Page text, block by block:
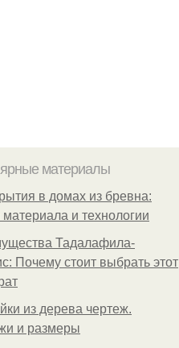
материалы
в домах из бревна:
и технологии
Тадалафила-
Почему стоит выбрать этот
из дерева чертеж.
и размеры